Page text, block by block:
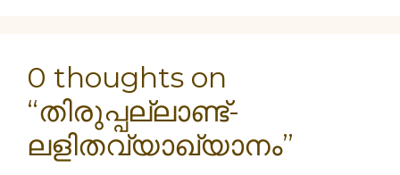
0 thoughts on
“തിരുപ്പല്ലാണ്ട്-
ലളിതവ്യാഖ്യാനം”